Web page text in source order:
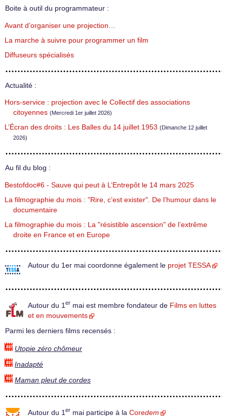
Boite à outil du programmateur :
Avant d’organiser une projection…
La marche à suivre pour programmer un film
Diffuseurs spécialisés
Actualité :
Hors-service : projection avec le Collectif des associations
citoyennes (Mercredi 1er juillet 2026)
L’Écran des droits : Les Balles du 14 juillet 1953 (Dimanche 12 juillet
2026)
Au fil du blog :
Bestofdoc#6 - Sauve qui peut à L’Entrepôt le 14 mars 2025
La filmographie du mois : "Rire, c’est exister". De l’humour dans le
documentaire
La filmographie du mois : La "résistible ascension" de l’extrême
droite en France et en Europe
Autour du 1er mai coordonne également le projet TESSA
Autour du 1 er mai est membre fondateur de Films en luttes
et en mouvements
Parmi les derniers films recensés :
Utopie zéro chômeur
Inadapté
Maman pleut de cordes
Autour du 1 er mai participe à la Coredem